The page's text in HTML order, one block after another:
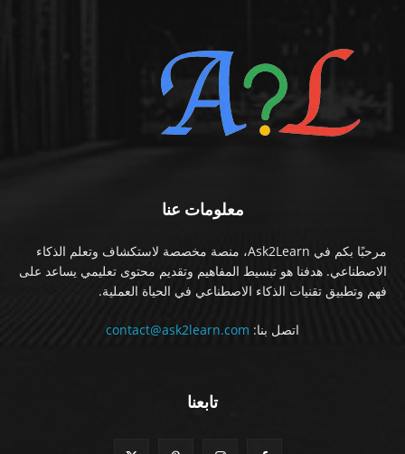
معلومات عنا
مرحبًا بكم في Ask2Learn، منصة مخصصة لاستكشاف وتعلم الذكاء
الاصطناعي. هدفنا هو تبسيط المفاهيم وتقديم محتوى تعليمي يساعد على
فهم وتطبيق تقنيات الذكاء الاصطناعي في الحياة العملية.
اتصل بنا: contact@ask2learn.com
تابعنا